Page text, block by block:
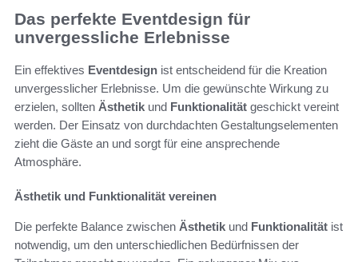
Das perfekte Eventdesign für
unvergessliche Erlebnisse
Ein effektives Eventdesign ist entscheidend für die Kreation
unvergesslicher Erlebnisse. Um die gewünschte Wirkung zu
erzielen, sollten Ästhetik und Funktionalität geschickt vereint
werden. Der Einsatz von durchdachten Gestaltungselementen
zieht die Gäste an und sorgt für eine ansprechende
Atmosphäre.
Ästhetik und Funktionalität vereinen
Die perfekte Balance zwischen Ästhetik und Funktionalität ist
notwendig, um den unterschiedlichen Bedürfnissen der